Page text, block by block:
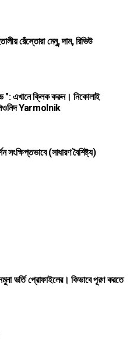
রেঁস্তোরা মেনু, দাম, রিভিউ
": এখানে ক্লিক করুন। নিকোলাই
Yarmolnik
সংক্ষিপ্তভাবে (সাধারণ বৈশিষ্ট্য)
ভর্তি প্রোফাইলের। কিভাবে পূরণ করতে